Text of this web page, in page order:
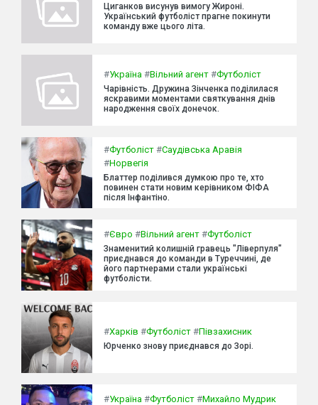
Циганков висунув вимогу Жироні.
Український футболіст прагне покинути
команду вже цього літа.
#Україна #Вільний агент #Футболіст
Чарівність. Дружина Зінченка поділилася
яскравими моментами святкування днів
народження своїх донечок.
#Футболіст #Саудівська Аравія
#Норвегія
Блаттер поділився думкою про те, хто
повинен стати новим керівником ФІФА
після Інфантіно.
#Євро #Вільний агент #Футболіст
Знаменитий колишній гравець "Ліверпуля"
приєднався до команди в Туреччині, де
його партнерами стали українські
футболісти.
#Харків #Футболіст #Півзахисник
Юрченко знову приєднався до Зорі.
#Україна #Футболіст #Михайло Мудрик